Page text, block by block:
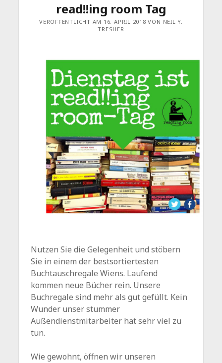
read!!ing room Tag
VERÖFFENTLICHT AM 16. APRIL 2018 VON NEIL Y.
TRESHER
Nutzen Sie die Gelegenheit und stöbern
Sie in einem der bestsortiertesten
Buchtauschregale Wiens. Laufend
kommen neue Bücher rein. Unsere
Buchregale sind mehr als gut gefüllt. Kein
Wunder unser stummer
Außendienstmitarbeiter hat sehr viel zu
tun.
Wie gewohnt, öffnen wir unseren